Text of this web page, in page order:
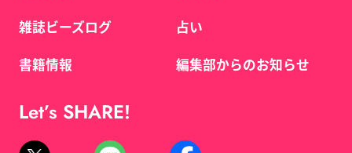
雑誌ビーズログ
書籍情報
占い
編集部からのお知らせ
Let’s SHARE!